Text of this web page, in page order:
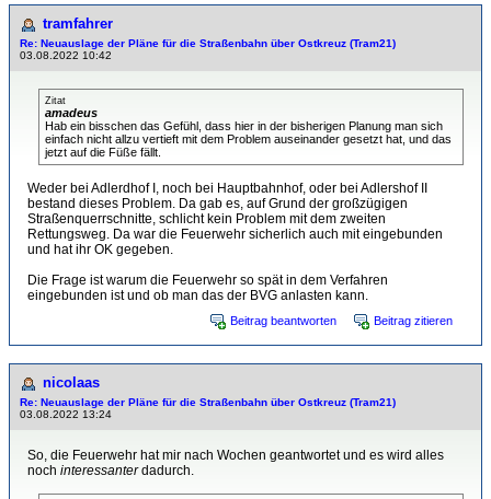
tramfahrer
Re: Neuauslage der Pläne für die Straßenbahn über Ostkreuz (Tram21)
03.08.2022 10:42
Zitat
amadeus
Hab ein bisschen das Gefühl, dass hier in der bisherigen Planung man sich
einfach nicht allzu vertieft mit dem Problem auseinander gesetzt hat, und das
jetzt auf die Füße fällt.
Weder bei Adlerdhof I, noch bei Hauptbahnhof, oder bei Adlershof II
bestand dieses Problem. Da gab es, auf Grund der großzügigen
Straßenquerrschnitte, schlicht kein Problem mit dem zweiten
Rettungsweg. Da war die Feuerwehr sicherlich auch mit eingebunden
und hat ihr OK gegeben.
Die Frage ist warum die Feuerwehr so spät in dem Verfahren
eingebunden ist und ob man das der BVG anlasten kann.
Beitrag beantworten Beitrag zitieren
nicolaas
Re: Neuauslage der Pläne für die Straßenbahn über Ostkreuz (Tram21)
03.08.2022 13:24
So, die Feuerwehr hat mir nach Wochen geantwortet und es wird alles
noch interessanterdadurch.